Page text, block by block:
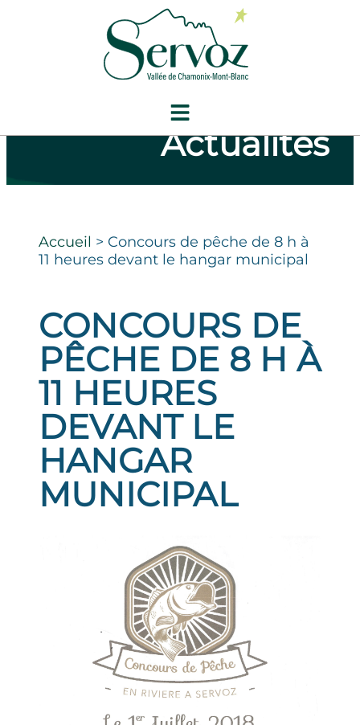
Actualités
Accueil > Concours de pêche de 8 h à
11 heures devant le hangar municipal
CONCOURS DE
PÊCHE DE 8 H À
11 HEURES
DEVANT LE
HANGAR
MUNICIPAL